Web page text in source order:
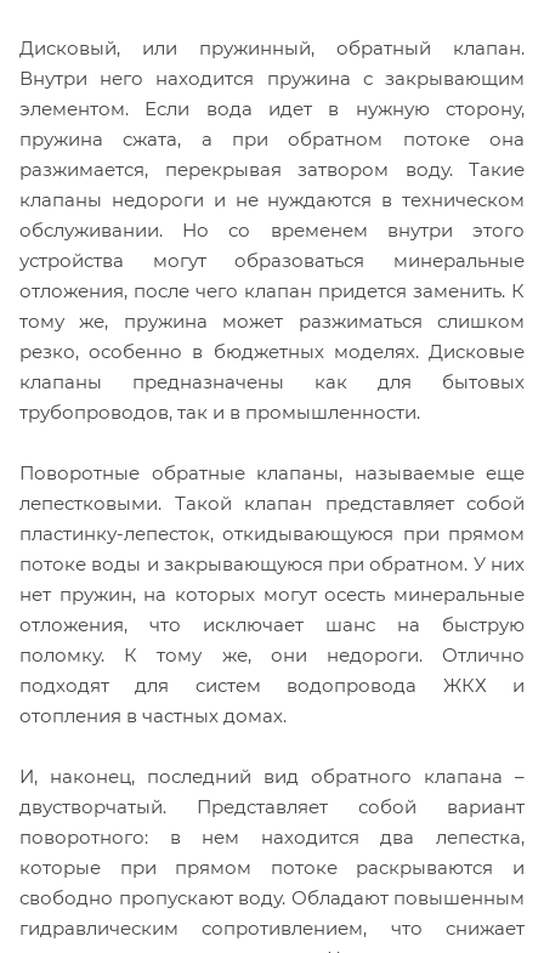
Дисковый, или пружинный, обратный клапан.
Внутри него находится пружина с закрывающим
элементом. Если вода идет в нужную сторону,
пружина сжата, а при обратном потоке она
разжимается, перекрывая затвором воду. Такие
клапаны недороги и не нуждаются в техническом
обслуживании. Но со временем внутри этого
устройства могут образоваться минеральные
отложения, после чего клапан придется заменить. К
тому же, пружина может разжиматься слишком
резко, особенно в бюджетных моделях. Дисковые
клапаны предназначены как для бытовых
трубопроводов, так и в промышленности.
Поворотные обратные клапаны, называемые еще
лепестковыми. Такой клапан представляет собой
пластинку-лепесток, откидывающуюся при прямом
потоке воды и закрывающуюся при обратном. У них
нет пружин, на которых могут осесть минеральные
отложения, что исключает шанс на быструю
поломку. К тому же, они недороги. Отлично
подходят для систем водопровода ЖКХ и
отопления в частных домах.
И, наконец, последний вид обратного клапана –
двустворчатый. Представляет собой вариант
поворотного: в нем находится два лепестка,
которые при прямом потоке раскрываются и
свободно пропускают воду. Обладают повышенным
гидравлическим сопротивлением, что снижает